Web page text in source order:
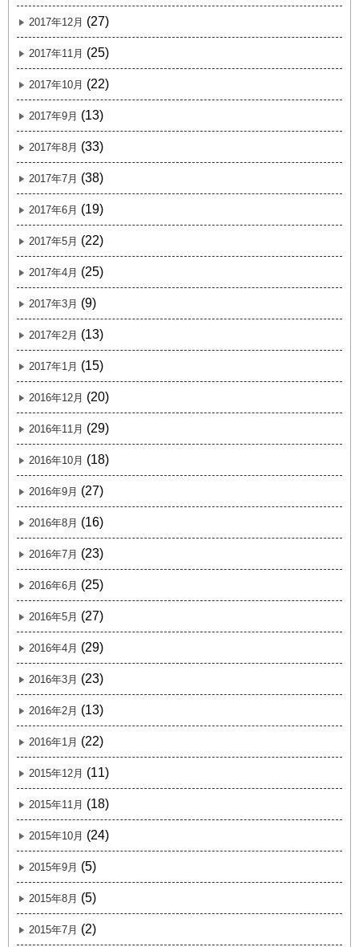
2017年12月 (27)
2017年11月 (25)
2017年10月 (22)
2017年9月 (13)
2017年8月 (33)
2017年7月 (38)
2017年6月 (19)
2017年5月 (22)
2017年4月 (25)
2017年3月 (9)
2017年2月 (13)
2017年1月 (15)
2016年12月 (20)
2016年11月 (29)
2016年10月 (18)
2016年9月 (27)
2016年8月 (16)
2016年7月 (23)
2016年6月 (25)
2016年5月 (27)
2016年4月 (29)
2016年3月 (23)
2016年2月 (13)
2016年1月 (22)
2015年12月 (11)
2015年11月 (18)
2015年10月 (24)
2015年9月 (5)
2015年8月 (5)
2015年7月 (2)